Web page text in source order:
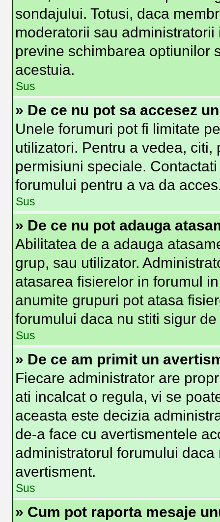
sondajului. Totusi, daca
moderatorii sau
previne schimbarea optiunilor
acestuia.
Sus
» De ce nu pot sa accesez
Unele forumuri pot fi limitate
utilizatori. Pentru a vedea,
permisiuni speciale.
forumului pentru a va da
Sus
» De ce nu pot adauga
Abilitatea de a adauga
grup, sau utilizator.
atasarea fisierelor in forumul
anumite grupuri pot atasa
forumului daca nu stiti sigur
Sus
» De ce am primit un
Fiecare administrator are
ati incalcat o regula, vi se
aceasta este decizia
de-a face cu avertismentele
administratorul forumului
avertisment.
Sus
» Cum pot raporta mesaje